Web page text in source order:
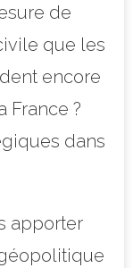
de
que les
encore
France ?
dans
apporter